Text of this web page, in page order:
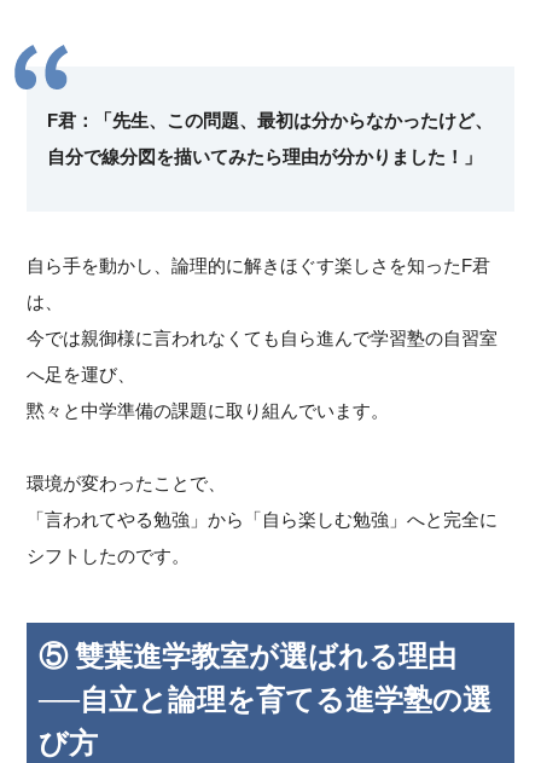
F君：「先生、この問題、最初は分からなかったけど、
自分で線分図を描いてみたら理由が分かりました！」
自ら手を動かし、論理的に解きほぐす楽しさを知ったF君
は、
今では親御様に言われなくても自ら進んで学習塾の自習室
へ足を運び、
黙々と中学準備の課題に取り組んでいます。
環境が変わったことで、
「言われてやる勉強」から「自ら楽しむ勉強」へと完全に
シフトしたのです。
⑤ 雙葉進学教室が選ばれる理由
──自立と論理を育てる進学塾の選
び方